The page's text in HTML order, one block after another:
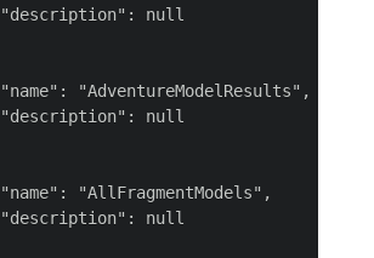
null
"AdventureModelResults",
null
"AllFragmentModels",
null